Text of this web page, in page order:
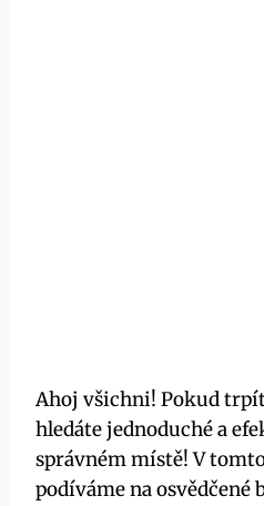
Ahoj všichni! Pokud
hledáte jednoduché a
správném místě! V
podíváme na osvědčené